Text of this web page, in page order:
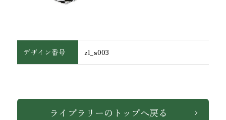
インテリア
デザイン番号 zl_s003
ライブラリーのトップへ戻る